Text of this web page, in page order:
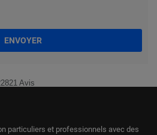
ENVOYER
Avis
particuliers et professionnels avec des